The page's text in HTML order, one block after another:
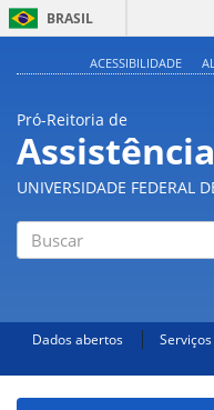
BRASIL
ACESSIBILIDADE
Pró-Reitoria de
UNIVERSIDADE FEDERAL
Dados abertos Serviços